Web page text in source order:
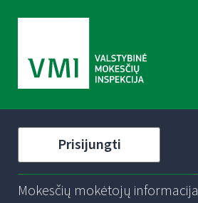
Prisijungti
Mokesčių mokėtojų informacija